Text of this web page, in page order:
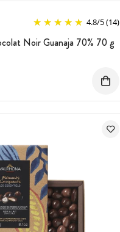
4.8/5(14)
Noir Guanaja 70% 70 g
: